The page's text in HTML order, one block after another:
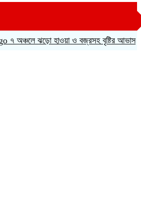
ঝড়ো হাওয়া ও বজ্রসহ বৃষ্টির আভাস